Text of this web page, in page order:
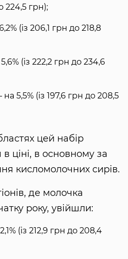
224,5 грн);
(із 206,1 грн до 218,8
(із 222,2 грн до 234,6
5,5% (із 197,6 грн до 208,5
цей набір
ціні, в основному за
кисломолочних сирів.
де молочка
року, увійшли:
(із 212,9 грн до 208,4